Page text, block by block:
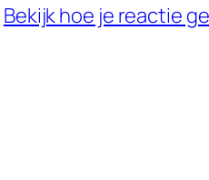
Bekijk hoe je reactie